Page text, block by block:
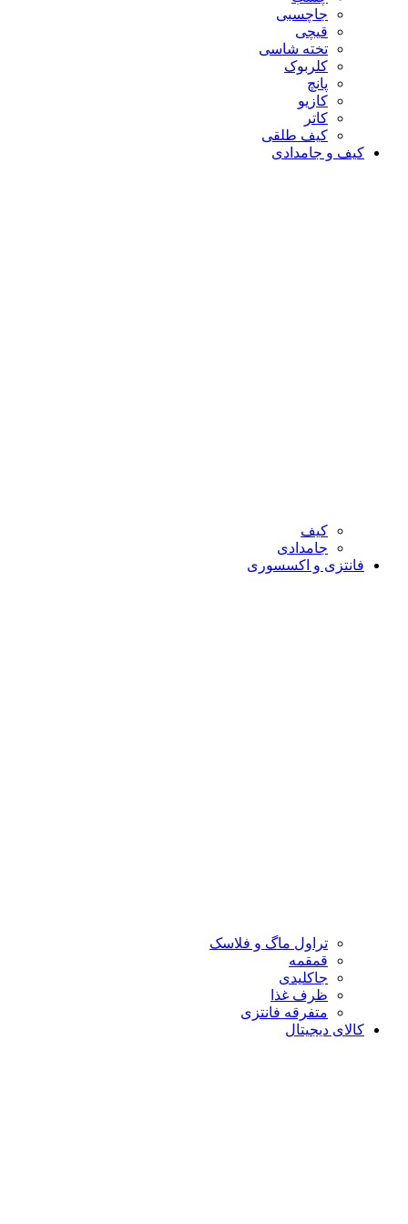
جاچسبی
قیچی
تخته شاسی
کلربوک
پانچ
کازیو
کاتر
کیف طلقی
کیف و جامدادی
کیف
جامدادی
فانتزی و اکسسوری
تراول ماگ و فلاسک
قمقمه
جاکلیدی
ظرف غذا
متفرقه فانتزی
کالای دیجیتال